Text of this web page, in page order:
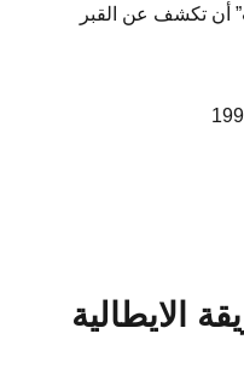
أن تكشف عن القبر
الايطالية